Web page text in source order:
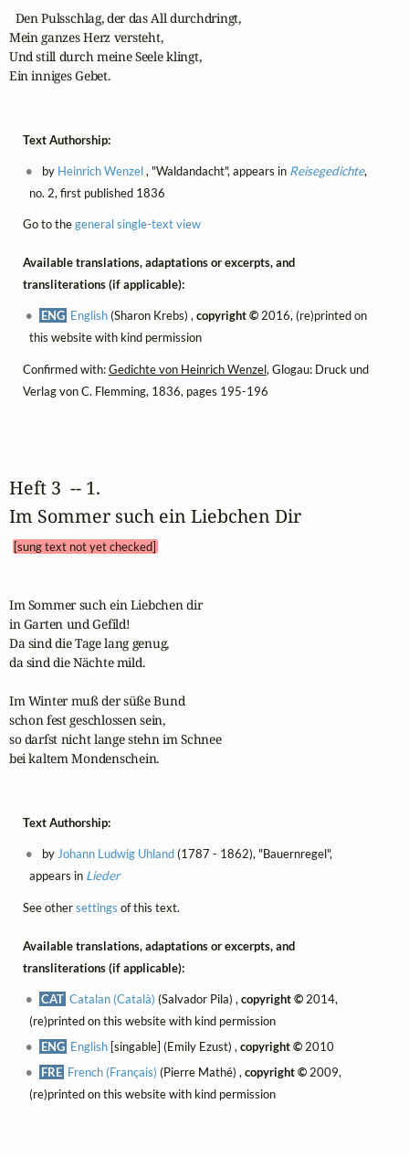
  Den Pulsschlag, der das All durchdringt,
Mein ganzes Herz versteht,
Und still durch meine Seele klingt,
Ein inniges Gebet.
Text Authorship:
by Heinrich Wenzel, "Waldandacht", appears in Reisegedichte,
no. 2, first published 1836
Go to thegeneral single-text view
Available translations, adaptations or excerpts, and
transliterations (if applicable):
ENG English(Sharon Krebs) ,copyright ©2016, (re)printed on
this website with kind permission
Confirmed with:Gedichte von Heinrich Wenzel, Glogau: Druck und
Verlag von C. Flemming, 1836, pages 195-196
Heft 3  -- 1.
Im Sommer such ein Liebchen Dir
[sung text not yet checked]
Im Sommer such ein Liebchen dir
in Garten und Gefild!
Da sind die Tage lang genug,
da sind die Nächte mild.
Im Winter muß der süße Bund
schon fest geschlossen sein,
so darfst nicht lange stehn im Schnee
bei kaltem Mondenschein.
Text Authorship:
byJohann Ludwig Uhland(1787 - 1862), "Bauernregel",
appears in Lieder
See othersettings of this text.
Available translations, adaptations or excerpts, and
transliterations (if applicable):
CAT Catalan (Català) (Salvador Pila) ,copyright © 2014,
(re)printed on this website with kind permission
ENG English [singable] (Emily Ezust) ,copyright © 2010
FRE French (Français) (Pierre Mathé) ,copyright © 2009,
(re)printed on this website with kind permission